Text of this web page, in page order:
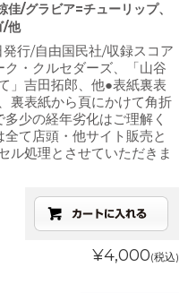
佳/グラビア=チューリップ、
/他
発行/自由国民社/収録スコア
・クルセダーズ、「山谷
」吉田拓郎、他●表紙裏表
裏表紙から頁にかけて角折
少の経年劣化はご理解く
て店頭・他サイト販売と
ル処理とさせていただきま
¥4,000(税込)